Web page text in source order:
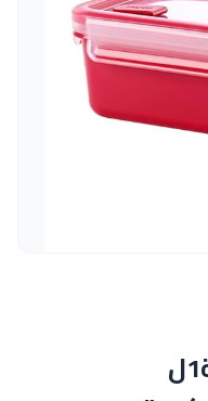
حافظةطعام مستطيلة1ل